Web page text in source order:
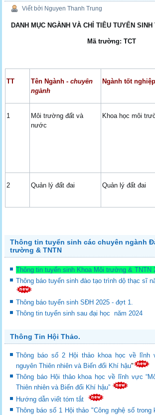
Viết bởi Nguyen Thanh Trung
DANH MỤC NGÀNH VÀ CHỈ TIÊU TUYỂN
Mã trường: TCT
TT Tên Ngành -chuyên
ngành
Ngành tốt
1
Môi trường đất và
nước
Khoa học môi
2 Quản lý đất đai Quản lý đất đai
Thông tin tuyển sinh các chuyên ngành
trường & TNTN
Thông tin tuyển sinh Khoa Môi trường & TNTN
Thông báo tuyển sinh đào tạo trình dộ thạc sĩ
Thông báo tuyển sinh SĐH 2025 - đợt 1.
Thông tin tuyển sinh sau đại học năm 2024
Thông Tin Hội Thảo.
Thông báo số 2 Hội thảo khoa học về lĩnh
nguyên Thiên nhiên và Biến đổi Khí hậu"
Thông báo Hội thảo khoa học về lĩnh vực
Thiên nhiên và Biến đổi Khí hậu”
Hướng dẫn viết tóm tắt
Thông báo số 1 Hội thảo "Công nghệ số